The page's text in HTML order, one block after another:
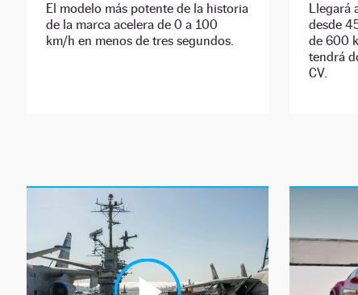
El modelo más potente de la historia
de la marca acelera de 0 a 100
km/h en menos de tres segundos.
Llegará
desde
de 600
tendrá
CV.